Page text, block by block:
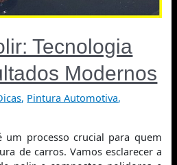
Tecnologia
Modernos
, Pintura Automotiva,
um processo crucial para quem
de carros. Vamos esclarecer a